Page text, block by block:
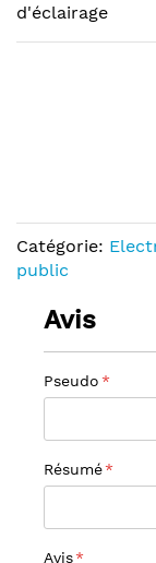
d'éclairage
Catégorie:
public
Avis
Pseudo
Résumé
Avis